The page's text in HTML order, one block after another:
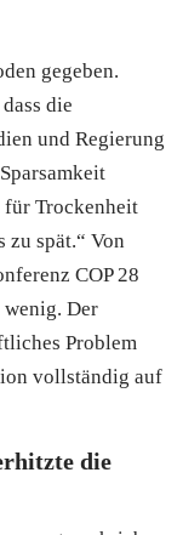
gegeben.
die
und Regierung
für Trockenheit
zu spät.“ Von
COP 28
Der
Problem
vollständig auf
die